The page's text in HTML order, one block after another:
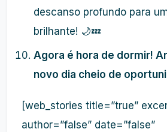
descanso profundo para
brilhante! 🌙💤
Agora é hora de dormir!
novo dia cheio de
[web_stories title=”true”
author=”false” date=”false”